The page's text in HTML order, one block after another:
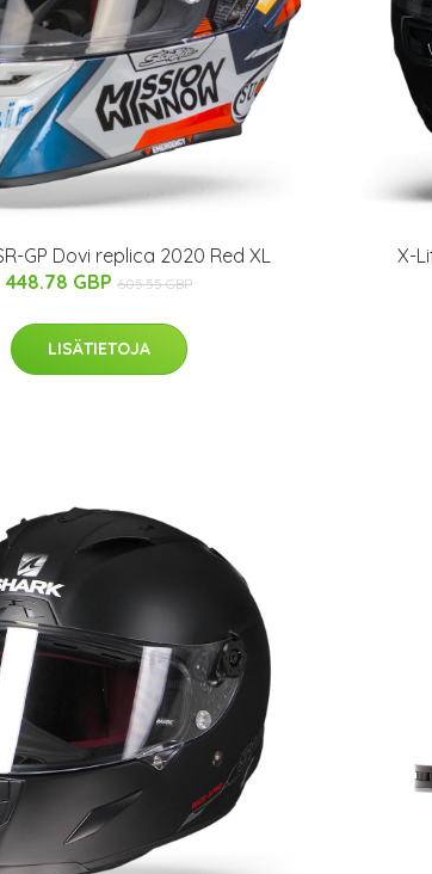
GP Dovi replica 2020 Red XL
448.78 GBP 605.55 GBP
LISÄTIETOJA
X-